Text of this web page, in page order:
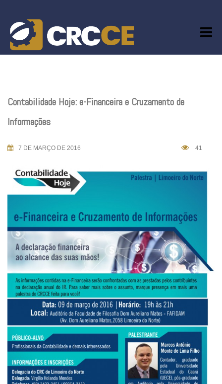
content
Contabilidade Hoje: e-Financeira e Cruzamento de
Informações
7 DE MARÇO DE 2016 41